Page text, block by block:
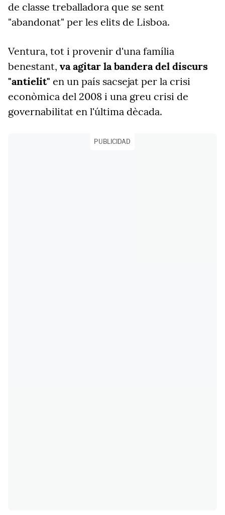
de classe treballadora que se sent
"abandonat" per les elits de Lisboa.
Ventura, tot i provenir d'una família
benestant, va agitar la bandera del discurs
"antielit" en un país sacsejat per la crisi
econòmica del 2008 i una greu crisi de
governabilitat en l'última dècada.
PUBLICIDAD